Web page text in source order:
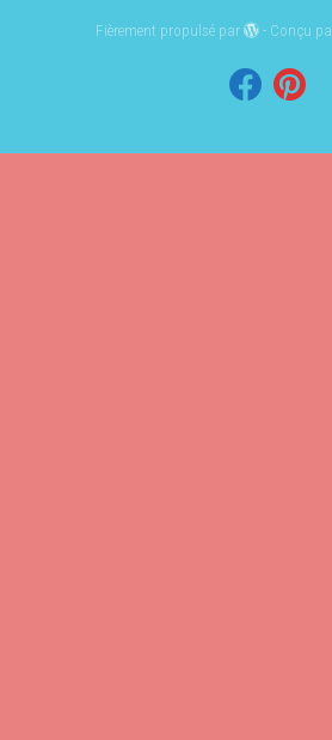
Fièrement propulsé par - Conçu